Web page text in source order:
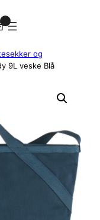
og
9L veske Blå